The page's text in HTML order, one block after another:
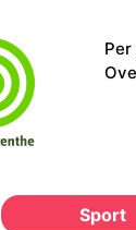
Sport